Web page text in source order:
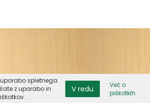
spletne trgovine
spletnega
z uporabo in
V redu
Več o
piškotkih